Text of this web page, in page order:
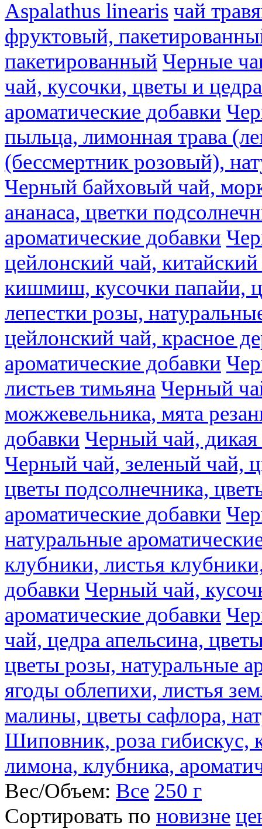
Aspalathus linearis чай
фруктовый,
пакетированный Черные
чай, кусочки, цветы и
ароматические добавки
пыльца, лимонная трава
(бессмертник розовый),
Черный байховый чай,
ананаса, цветки
ароматические добавки
цейлонский чай,
кишмиш, кусочки папайи,
лепестки розы,
цейлонский чай, красное
ароматические добавки
листьев тимьяна Черный
можжевельника, мята
добавки Черный чай,
Черный чай, зеленый чай,
цветы подсолнечника,
ароматические добавки
натуральные
клубники, листья
добавки Черный чай,
ароматические добавки
чай, цедра апельсина,
цветы розы, натуральные
ягоды облепихи, листья
малины, цветы сафлора,
Шиповник, роза гибискус,
лимона, клубника,
Вес/Объем: Все 250 г
Сортировать по новизне